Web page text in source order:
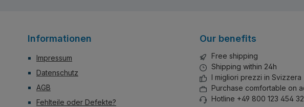
Informationen
Impressum
Datenschutz
AGB
Fehlteile oder Defekte?
Our benefits
Free shipping
Shipping within 24h
I migliori prezzi in Svizzera
Purchase comfortable on
Hotline +49 800 123 454